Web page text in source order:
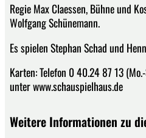
Regie Max Claessen, Bühne und
Wolfgang Schünemann.
Es spielen Stephan Schad und
Karten: Telefon 0 40.24 87 13
unter www.schauspielhaus.de
Weitere Informationen zu